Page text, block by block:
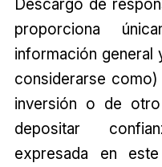
proporciona
información general
considerarse
inversión o de
depositar
expresada en